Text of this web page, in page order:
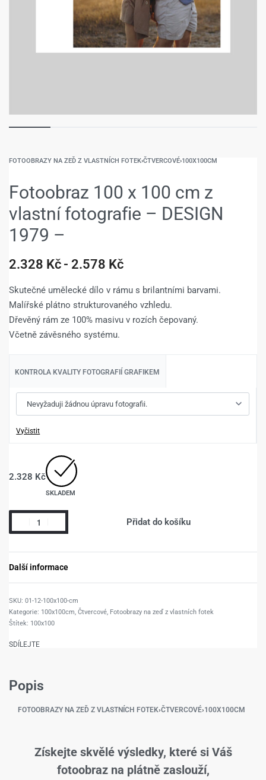
FOTOOBRAZY NA ZEĎ Z VLASTNÍCH FOTEK›ČTVERCOVÉ›100X100CM
Fotoobraz 100 x 100 cm z
vlastní fotografie – DESIGN
1979 –
2.328 Kč 2.578 Kč
Skutečné umělecké dílo v rámu s brilantními barvami.
Malířské plátno strukturovaného vzhledu.
Dřevěný rám ze 100% masivu v rozích čepovaný.
Včetně závěsného systému.
KONTROLA KVALITY FOTOGRAFIÍ GRAFIKEM
Vyčistit
2.328 Kč
SKLADEM
Přidat do košíku
Další informace
01-12-100x100-cm
Kategorie: 100x100cm, Čtvercové, Fotoobrazy na zeď z vlastních fotek
Štítek: 100x100
SDÍLEJTE
Popis
FOTOOBRAZY NA ZEĎ Z VLASTNÍCH FOTEK›ČTVERCOVÉ›100X100CM
Získejte skvělé výsledky, které si Váš
fotoobraz na plátně zaslouží,